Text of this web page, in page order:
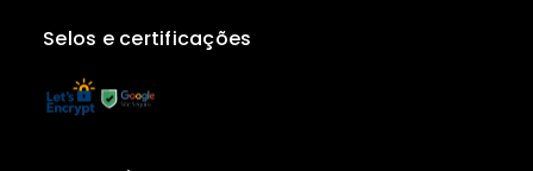
Selos e certificações